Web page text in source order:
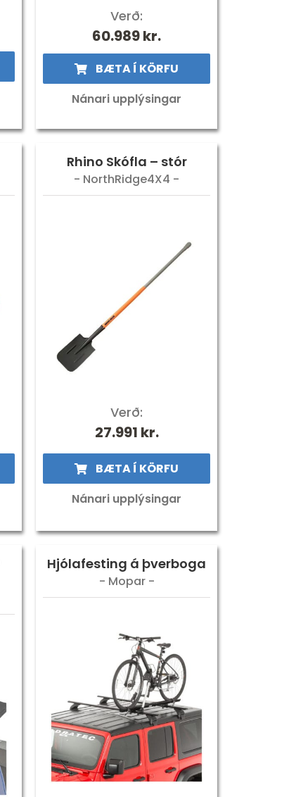
Verð:
60.989kr.
BÆTA Í KÖRFU
Nánari upplýsingar
Rhino Skófla – stór
- NorthRidge4X4 -
Verð:
27.991 kr.
BÆTA Í KÖRFU
Nánari upplýsingar
Hjólafesting á þverboga
- Mopar -